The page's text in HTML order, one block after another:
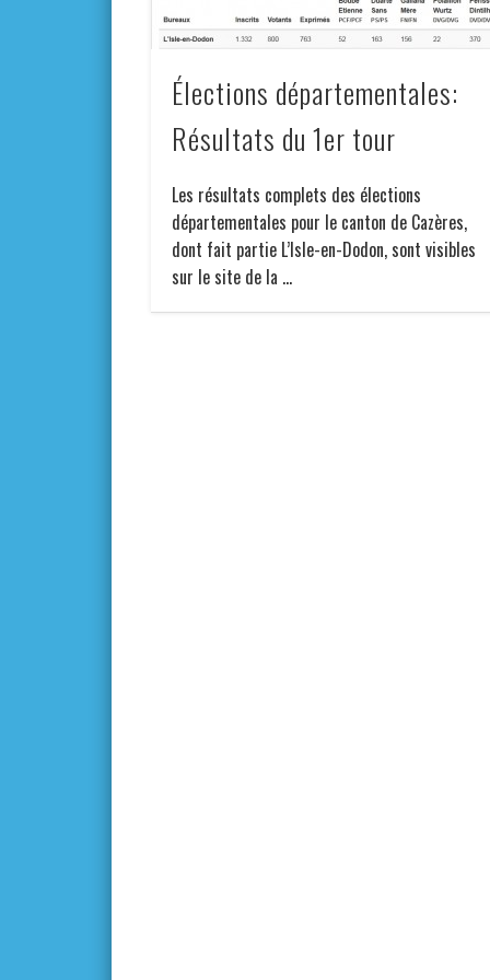
Élections départementales:
Résultats du 1er tour
Les résultats complets des élections
départementales pour le canton de Cazères,
dont fait partie L’Isle-en-Dodon, sont visibles
sur le site de la …